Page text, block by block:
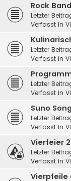
Rock
Letzter
Verfasst in
Letzter
Verfasst in
Letzter
Verfasst in
Suno
Letzter
Verfasst in
Vierfeier
Letzter
Verfasst in
Vierpfeile